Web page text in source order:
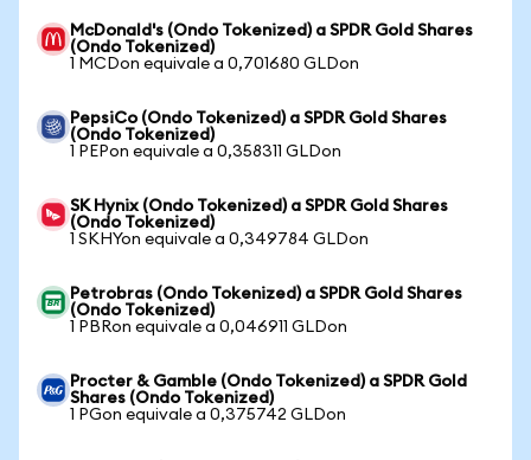
McDonald's (Ondo Tokenized) a SPDR Gold Shares
(Ondo Tokenized)
1 MCDon equivale a 0,701680 GLDon
PepsiCo (Ondo Tokenized) a SPDR Gold Shares
(Ondo Tokenized)
1 PEPon equivale a 0,358311 GLDon
SK Hynix (Ondo Tokenized) a SPDR Gold Shares
(Ondo Tokenized)
1 SKHYon equivale a 0,349784 GLDon
Petrobras (Ondo Tokenized) a SPDR Gold Shares
(Ondo Tokenized)
1 PBRon equivale a 0,046911 GLDon
Procter & Gamble (Ondo Tokenized) a SPDR Gold
Shares (Ondo Tokenized)
1 PGon equivale a 0,375742 GLDon